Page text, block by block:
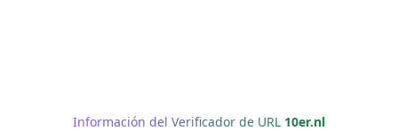
Información del Verificador de URL 10er.nl